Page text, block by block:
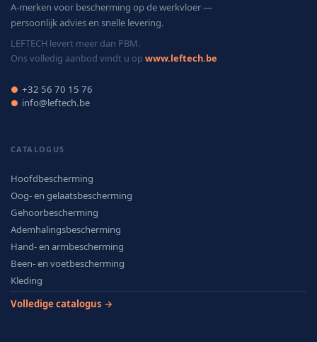
A-merken voor bescherming op de werkvloer —
persoonlijk advies en snelle levering.
LEFTECH levert meer dan PBM.
Ons volledig aanbod vindt u op www.leftech.be
● +32 56 70 15 76
● info@leftech.be
CATALOGUS
Hoofdbescherming
Oog- en gelaatsbescherming
Gehoorbescherming
Ademhalingsbescherming
Hand- en armbescherming
Been- en voetbescherming
Kleding
Volledige catalogus →